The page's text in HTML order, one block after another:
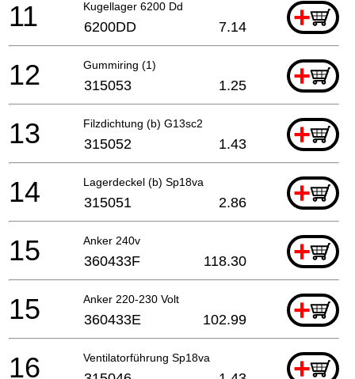
Kugellager 6200 Dd +
11 6200DD 7.14
Gummiring (1) +
12 315053 1.25
Filzdichtung (b) G13sc2 +
13 315052 1.43
Lagerdeckel (b) Sp18va +
14 315051 2.86
Anker 240v +
15 360433F 118.30
Anker 220-230 Volt +
15 360433E 102.99
Ventilatorführung Sp18va +
16